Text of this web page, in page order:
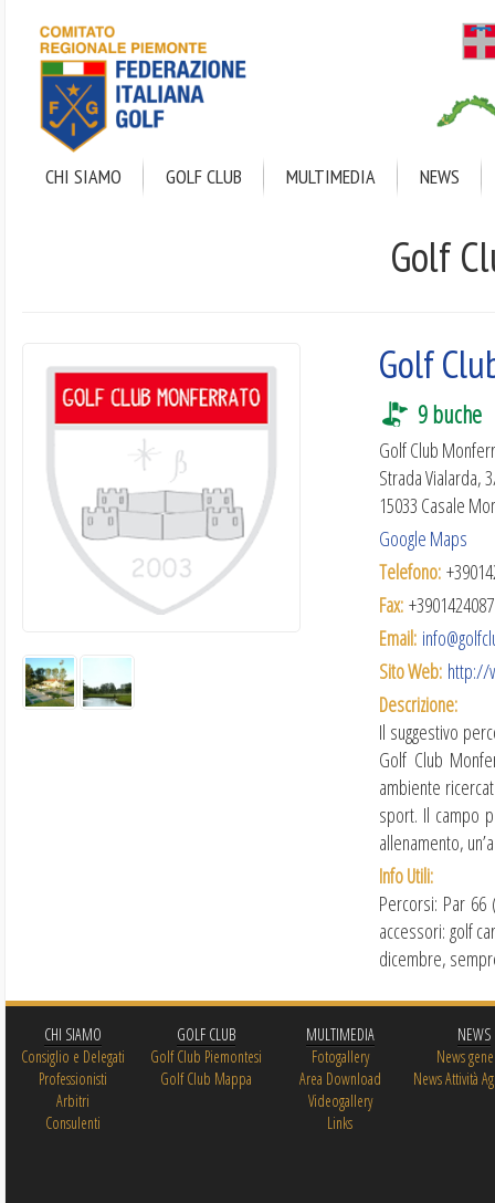
contenuto
principale
CHI SIAMO GOLF CLUB MULTIMEDIA NEWS
Golf
Golf
9 buche
Golf Club
Strada Vialarda,
15033 Casale
Google Maps
Telefono:
Fax:
Email:
Sito Web: http://
Descrizione:
Il suggestivo
Golf Club
ambiente
sport. Il campo
allenamento,
Info Utili:
Percorsi: Par 66
accessori: golf
dicembre,
CHI SIAMO
Consiglio e Delegati
Professionisti
Arbitri
Consulenti
GOLF CLUB
Golf Club Piemontesi
Golf Club Mappa
MULTIMEDIA
Fotogallery
Area Download
Videogallery
Links
NEWS
News
News Attività